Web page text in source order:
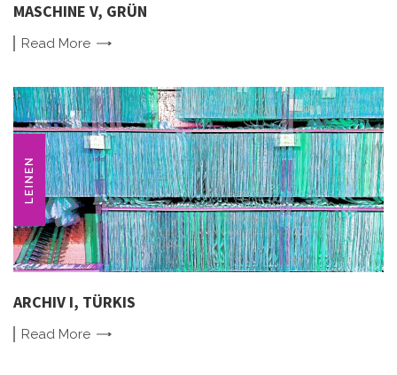
MASCHINE V, GRÜN
Read More
LEINEN
ARCHIV I, TÜRKIS
Read More